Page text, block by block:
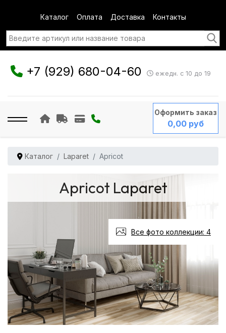
Каталог Оплата Доставка Контакты
+7 (929) 680-04-60 ежедн. с 10 до 19
Оформить заказ
0,00 руб
Каталог Laparet Apricot
Apricot Laparet
Все фото коллекции: 4